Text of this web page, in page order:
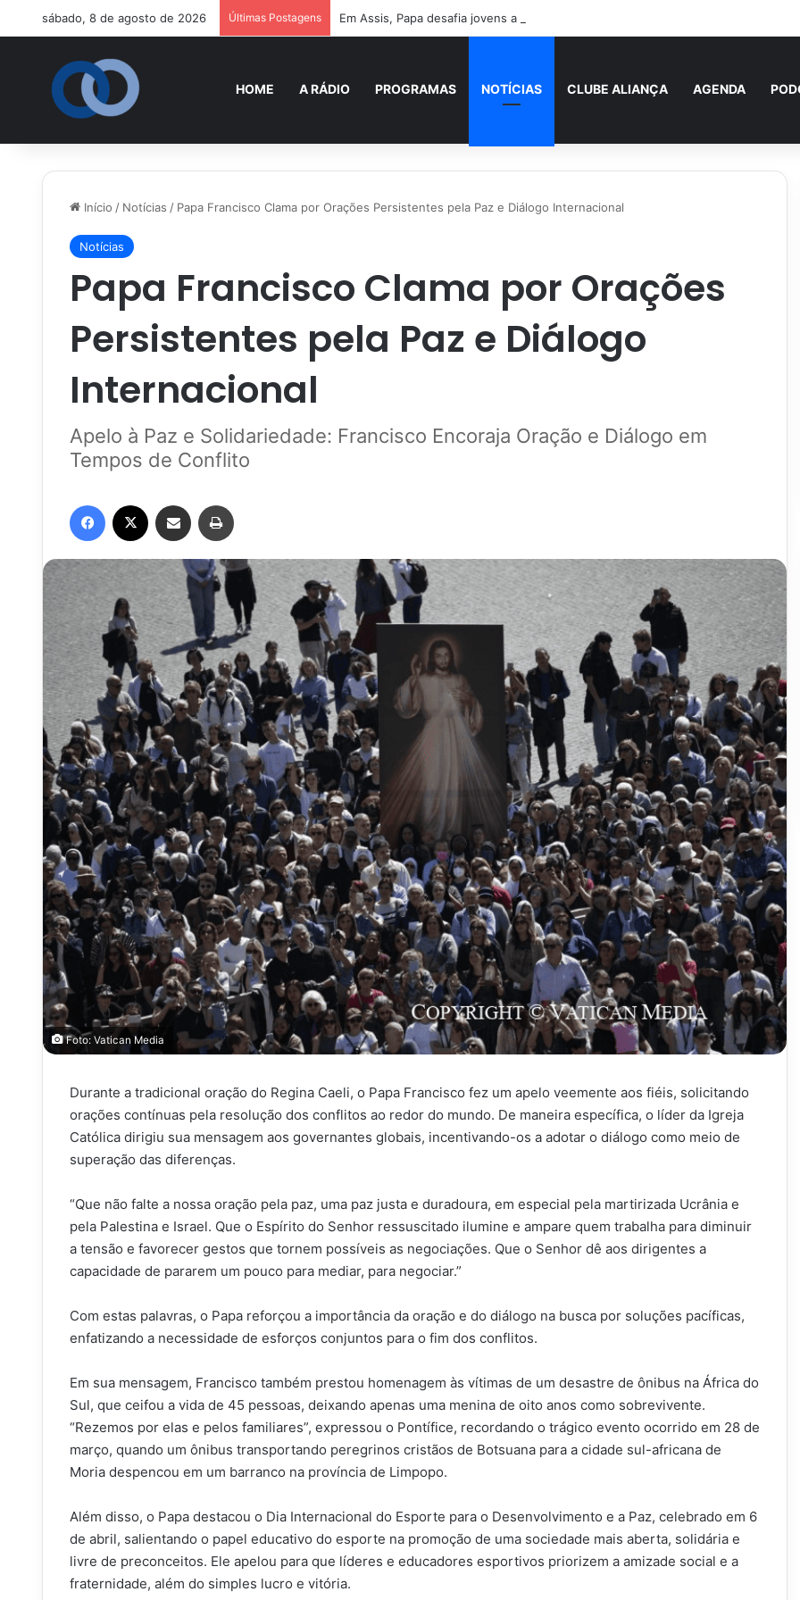
sábado, 8 de agosto de 2026 Últimas Postagens Em Assis, Papa desafia jovens a se tornarem “novos santos” e construtores da
HOME A RÁDIO PROGRAMAS NOTÍCIAS CLUBE ALIANÇA AGENDA
Início / Notícias / Papa Francisco Clama por Orações Persistentes pela Paz e Diálogo Internacional
Notícias
Papa Francisco Clama por Orações
Persistentes pela Paz e Diálogo
Internacional
Apelo à Paz e Solidariedade: Francisco Encoraja Oração e Diálogo em
Tempos de Conflito
Foto: Vatican Media
Durante a tradicional oração do Regina Caeli, o Papa Francisco fez um apelo veemente aos fiéis, solicitando
orações contínuas pela resolução dos conflitos ao redor do mundo. De maneira específica, o líder da Igreja
Católica dirigiu sua mensagem aos governantes globais, incentivando-os a adotar o diálogo como meio de
superação das diferenças.
“Que não falte a nossa oração pela paz, uma paz justa e duradoura, em especial pela martirizada Ucrânia e
pela Palestina e Israel. Que o Espírito do Senhor ressuscitado ilumine e ampare quem trabalha para diminuir
a tensão e favorecer gestos que tornem possíveis as negociações. Que o Senhor dê aos dirigentes a
capacidade de pararem um pouco para mediar, para negociar.”
Com estas palavras, o Papa reforçou a importância da oração e do diálogo na busca por soluções pacíficas,
enfatizando a necessidade de esforços conjuntos para o fim dos conflitos.
Em sua mensagem, Francisco também prestou homenagem às vítimas de um desastre de ônibus na África do
Sul, que ceifou a vida de 45 pessoas, deixando apenas uma menina de oito anos como sobrevivente.
“Rezemos por elas e pelos familiares”, expressou o Pontífice, recordando o trágico evento ocorrido em 28 de
março, quando um ônibus transportando peregrinos cristãos de Botsuana para a cidade sul-africana de
Moria despencou em um barranco na província de Limpopo.
Além disso, o Papa destacou o Dia Internacional do Esporte para o Desenvolvimento e a Paz, celebrado em 6
de abril, salientando o papel educativo do esporte na promoção de uma sociedade mais aberta, solidária e
livre de preconceitos. Ele apelou para que líderes e educadores esportivos priorizem a amizade social e a
fraternidade, além do simples lucro e vitória.